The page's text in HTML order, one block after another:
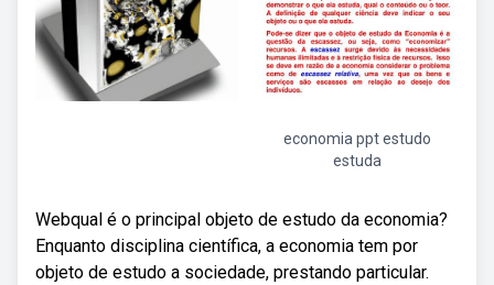
economia ppt estudo
estuda
Webqual é o principal objeto de estudo da economia?
Enquanto disciplina científica, a economia tem por
objeto de estudo a sociedade, prestando particular.